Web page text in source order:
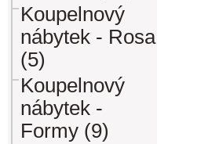
Koupelnový
nábytek - Rosa
(5)
Koupelnový
nábytek -
Formy (9)